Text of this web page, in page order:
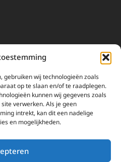
gebruiken wij technologieën zoals
op te slaan en/of te raadplegen.
kunnen wij gegevens zoals
verwerken. Als je geen
intrekt, kan dit een nadelige
en mogelijkheden.
door uw donaties.
inkomsten of